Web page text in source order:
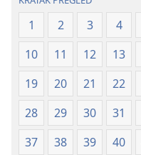
1 2 3 4
10
11 12 13
19
20 21 22
28
29 30 31
37
38 39 40